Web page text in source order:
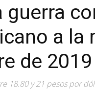
guerra
a la
de 2019
18.80 y 21 pesos por